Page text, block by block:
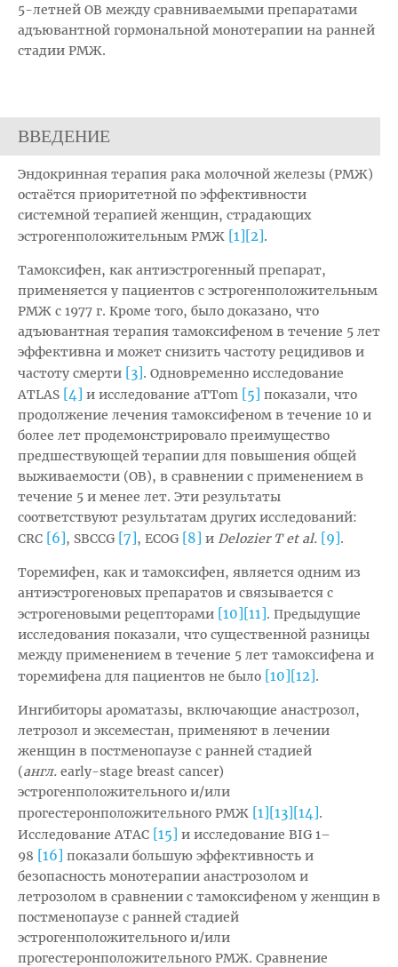
5-летней ОВ между сравниваемыми препаратами
адъювантной гормональной монотерапии на ранней
стадии РМЖ.
ВВЕДЕНИЕ
Эндокринная терапия рака молочной железы (РМЖ)
остаётся приоритетной по эффективности
системной терапией женщин, страдающих
эстрогенположительным РМЖ [1][2].
Тамоксифен, как антиэстрогенный препарат,
применяется у пациентов с эстрогенположительным
РМЖ с 1977 г. Кроме того, было доказано, что
адъювантная терапия тамоксифеном в течение 5 лет
эффективна и может снизить частоту рецидивов и
частоту смерти [3]. Одновременно исследование
ATLAS [4] и исследование aTTom [5] показали, что
продолжение лечения тамоксифеном в течение 10 и
более лет продемонстрировало преимущество
предшествующей терапии для повышения общей
выживаемости (ОВ), в сравнении с применением в
течение 5 и менее лет. Эти результаты
соответствуют результатам других исследований:
CRC [6], SBCCG [7], ECOG [8] и Delozier T et al. [9].
Торемифен, как и тамоксифен, является одним из
антиэстрогеновых препаратов и связывается с
эстрогеновыми рецепторами [10][11]. Предыдущие
исследования показали, что существенной разницы
между применением в течение 5 лет тамоксифена и
торемифена для пациентов не было [10][12].
Ингибиторы ароматазы, включающие анастрозол,
летрозол и эксеместан, применяют в лечении
женщин в постменопаузе с ранней стадией
(англ. early-stage breast cancer)
эстрогенположительного и/или
прогестеронположительного РМЖ [1][13][14].
Исследование ATAC [15] и исследование BIG 1–
98 [16] показали большую эффективность и
безопасность монотерапии анастрозолом и
летрозолом в сравнении с тамоксифеном у женщин в
постменопаузе с ранней стадией
эстрогенположительного и/или
прогестеронположительного РМЖ. Сравнение